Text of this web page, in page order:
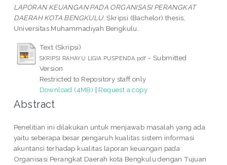
LAPORAN KEUANGAN PADA ORGANISASI PERANGKAT
DAERAH KOTA BENGKULU. Skripsi (Bachelor) thesis,
Universitas Muhammadiyah Bengkulu.
Text (Skripsi)
SKRIPSI RAHAYU LIGIA PUSPENDA.pdf - Submitted
Version
Restricted to Repository staff only
Download (4MB) | Request a copy
Abstract
Penelitian ini dilakukan untuk menjawab masalah yang ada
yaitu seberapa besar pengaruh kualitas sistem informasi
akuntansi terhadap kualitas laporan keuangan pada
Organisasi Perangkat Daerah kota Bengkulu dengan Tujuan